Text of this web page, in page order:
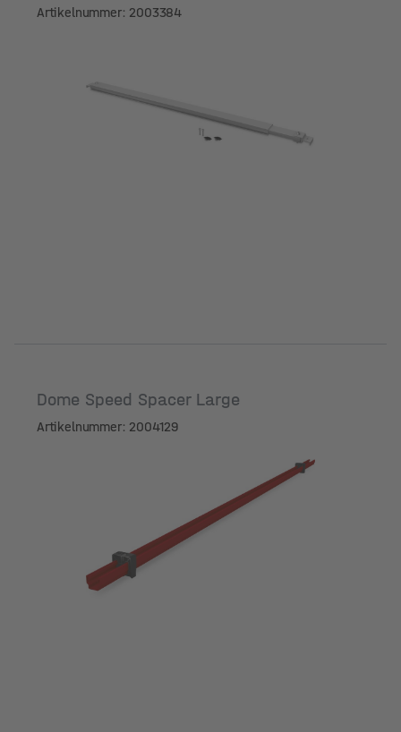
Artikelnummer: 2003384
Dome Speed Spacer Large
Artikelnummer: 2004129